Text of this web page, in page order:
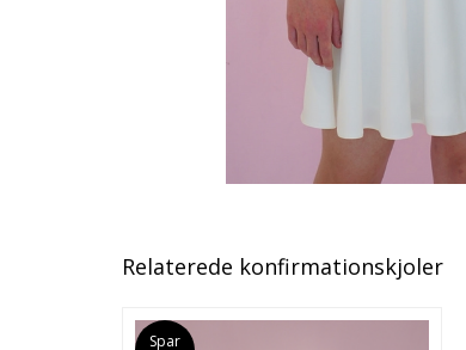
Relaterede konfirmationskjoler
Spar